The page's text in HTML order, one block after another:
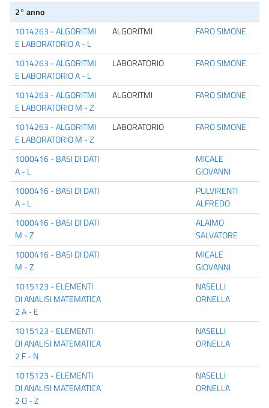
2° anno
1014263 - ALGORITMI
E LABORATORIO A - L
ALGORITMI FARO SIMONE
1014263 - ALGORITMI
E LABORATORIO A - L
LABORATORIO FARO SIMONE
1014263 - ALGORITMI
E LABORATORIO M - Z
ALGORITMI FARO SIMONE
1014263 - ALGORITMI
E LABORATORIO M - Z
LABORATORIO FARO SIMONE
1000416 - BASI DI DATI
A - L
MICALE
GIOVANNI
1000416 - BASI DI DATI
A - L
PULVIRENTI
ALFREDO
1000416 - BASI DI DATI
M - Z
ALAIMO
SALVATORE
1000416 - BASI DI DATI
M - Z
MICALE
GIOVANNI
1015123 - ELEMENTI
DI ANALISI MATEMATICA
2 A - E
NASELLI
ORNELLA
1015123 - ELEMENTI
DI ANALISI MATEMATICA
2 F - N
NASELLI
ORNELLA
1015123 - ELEMENTI
DI ANALISI MATEMATICA
2 O - Z
NASELLI
ORNELLA